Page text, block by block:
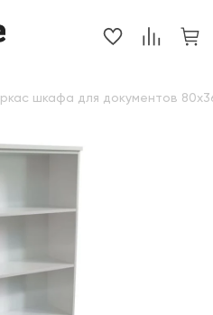
шкафа для документов